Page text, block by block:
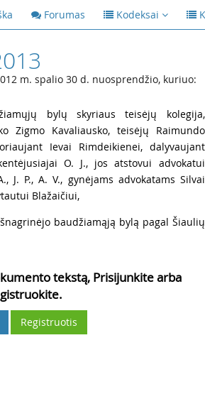
Forumas Kodeksai
m. spalio 30 d. nuosprendžio, kuriuo:
bylų skyriaus teisėjų kolegija,
Zigmo Kavaliausko, teisėjų Raimundo
Ievai Rimdeikienei, dalyvaujant
O. J., jos atstovui advokatui
J. P., A. V., gynėjams advokatams Silvai
Blažaičiui,
baudžiamąją bylą pagal Šiaulių
tekstą, Prisijunkite arba
Registruotis